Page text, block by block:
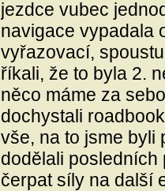
jezdce vubec
navigace vypadala
vyřazovací,
říkali, že to byla 2.
něco máme za
dochystali
vše, na to jsme byli
dodělali posledních
čerpat síly na další